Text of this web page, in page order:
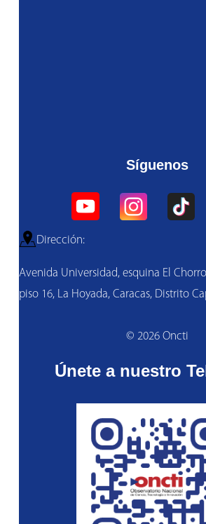
Síguenos
Dirección:
Avenida Universidad, esquina El
piso 16, La Hoyada, Caracas, Distrito
© 2026 Oncti
Únete a nuestro